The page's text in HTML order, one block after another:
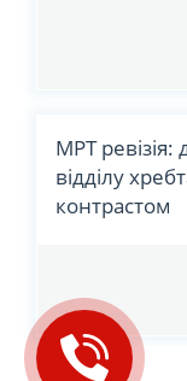
МРТ ревізія:
відділу
контрастом